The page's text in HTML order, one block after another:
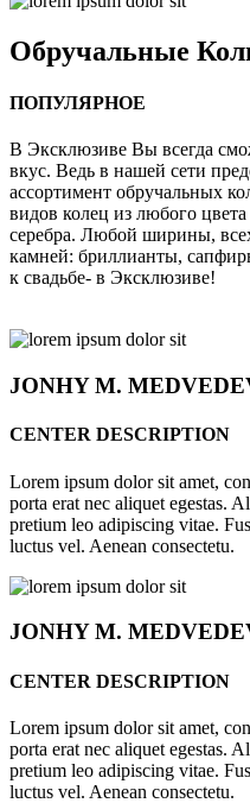
Обручальные
ПОПУЛЯРНОЕ
В Эксклюзиве Вы всегда
вкус. Ведь в нашей сети
ассортимент обручальных
видов колец из любого
серебра. Любой ширины,
камней: бриллианты,
к свадьбе- в Эксклюзиве!
JONHYM.
CENTER DESCRIPTION
Lorem ipsum dolor sit amet,
porta erat nec aliquet egestas.
pretium leo adipiscing vitae.
luctus vel. Aenean consectetu.
JONHYM.
CENTER DESCRIPTION
Lorem ipsum dolor sit amet,
porta erat nec aliquet egestas.
pretium leo adipiscing vitae.
luctus vel. Aenean consectetu.